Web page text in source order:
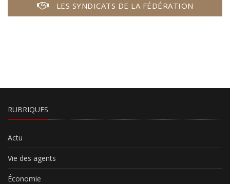
LES SYNDICATS DE LA FÉDÉRATION
RUBRIQUES
Actu
Vie des agents
Économie